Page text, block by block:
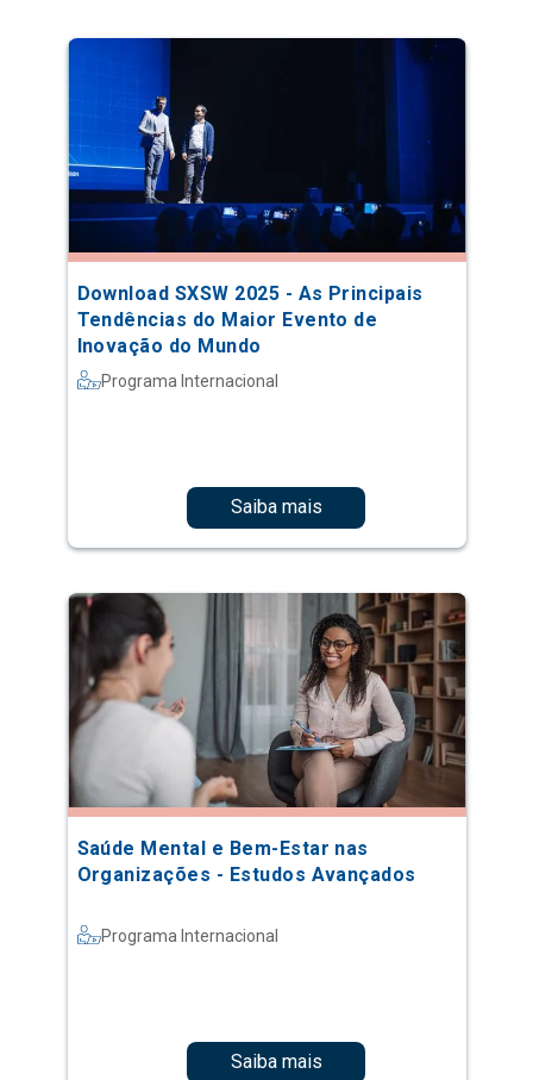
Download SXSW 2025 - As Principais
Tendências do Maior Evento de
Inovação do Mundo
Programa Internacional
Saiba mais
Saúde Mental e Bem-Estar nas
Organizações - Estudos Avançados
Programa Internacional
Saiba mais